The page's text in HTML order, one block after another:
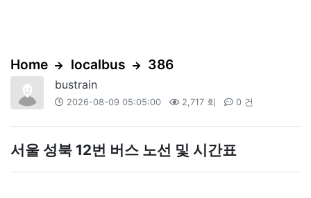
Home localbus 386
bustrain
2026-08-09 05:05:00 2,717 회 0 건
서울 성북 12번 버스 노선 및 시간표